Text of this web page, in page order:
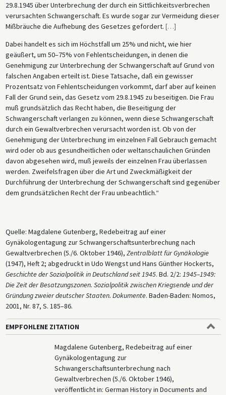
29.8.1945 über Unterbrechung der durch ein Sittlichkeitsverbrechen
verursachten Schwangerschaft. Es wurde sogar zur Vermeidung dieser
Mißbräuche die Aufhebung des Gesetzes gefordert. […]
Dabei handelt es sich im Höchstfall um 25% und nicht, wie hier
geäußert, um 50–75% von Fehlentscheidungen, in denen die
Genehmigung zur Unterbrechung der Schwangerschaft auf Grund von
falschen Angaben erteilt ist. Diese Tatsache, daß ein gewisser
Prozentsatz von Fehlentscheidungen vorkommt, darf aber auf keinen
Fall der Grund sein, das Gesetz vom 29.8.1945 zu beseitigen. Die Frau
muß grundsätzlich das Recht haben, die Beseitigung der
Schwangerschaft verlangen zu können, wenn diese Schwangerschaft
durch ein Gewaltverbrechen verursacht worden ist. Ob von der
Genehmigung der Unterbrechung im einzelnen Fall Gebrauch gemacht
wird oder ob aus gesundheitlichen oder weltanschaulichen Gründen
davon abgesehen wird, muß jeweils der einzelnen Frau überlassen
werden. Zweifelsfragen über die Art und Zweckmäßigkeit der
Durchführung der Unterbrechung der Schwangerschaft sind gegenüber
dem grundsätzlichen Recht der Frau unbeachtlich.“
Quelle: Magdalene Gutenberg, Redebeitrag auf einer
Gynäkologentagung zur Schwangerschaftsunterbrechung nach
Gewaltverbrechen (5./6. Oktober 1946), Zentralblatt für Gynäkologie
(1947), Heft 2; abgedruckt in Udo Wengst und Hans Günther Hockerts,
Geschichte der Sozialpolitik in Deutschland seit 1945. Bd. 2/2: 1945–1949:
Die Zeit der Besatzungszonen. Sozialpolitik zwischen Kriegsende und der
Gründung zweier deutscher Staaten. Dokumente. Baden-Baden: Nomos,
2001, Nr. 87, S. 185–86.
EMPFOHLENE ZITATION
Magdalene Gutenberg, Redebeitrag auf einer
Gynäkologentagung zur
Schwangerschaftsunterbrechung nach
Gewaltverbrechen (5./6. Oktober 1946),
veröffentlicht in: German History in Documents and